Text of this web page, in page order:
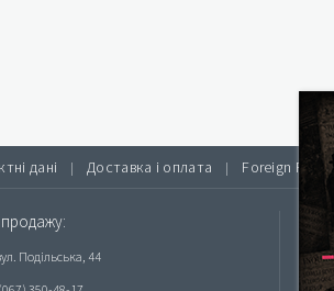
дані | Доставка і оплата | Foreign Rights
продажу:
Подільська, 44